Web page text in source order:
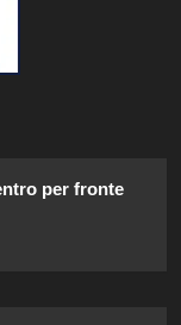
per fronte